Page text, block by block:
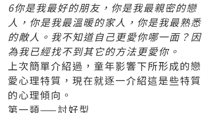
6你是我最好的朋友，你是我最親密的戀
人，你是我最溫暖的家人，你是我最熟悉
的敵人。我不知道自己更愛你哪一面？因
為我已經找不到其它的方法更愛你。
上次簡單介紹過，童年影響下所形成的戀
愛心理特質，現在就逐一介紹這是些特質
的心理傾向。
第一類——討好型